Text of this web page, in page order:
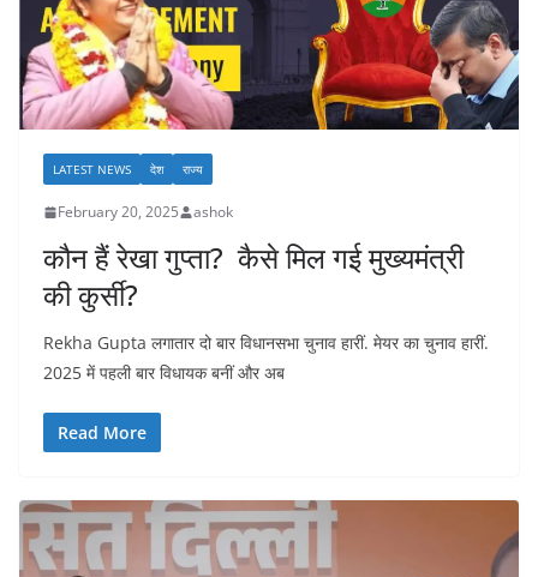
LATEST NEWS देश राज्य
February 20, 2025 ashok
कौन हैं रेखा गुप्ता? कैसे मिल गई मुख्यमंत्री
की कुर्सी?
Rekha Gupta लगातार दो बार विधानसभा चुनाव हारीं. मेयर का चुनाव हारीं.
2025 में पहली बार विधायक बनीं और अब
Read More